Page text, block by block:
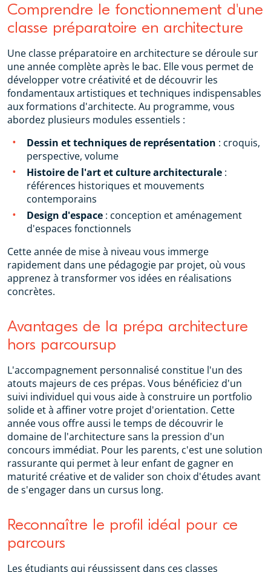
Comprendre le fonctionnement d'une
classe préparatoire en architecture
Une classe préparatoire en architecture se déroule sur
une année complète après le bac. Elle vous permet de
développer votre créativité et de découvrir les
fondamentaux artistiques et techniques indispensables
aux formations d'architecte. Au programme, vous
abordez plusieurs modules essentiels :
Dessin et techniques de représentation : croquis,
perspective, volume
Histoire de l'art et culture architecturale :
références historiques et mouvements
contemporains
Design d'espace : conception et aménagement
d'espaces fonctionnels
Cette année de mise à niveau vous immerge
rapidement dans une pédagogie par projet, où vous
apprenez à transformer vos idées en réalisations
concrètes.
Avantages de la prépa architecture
hors parcoursup
L'accompagnement personnalisé constitue l'un des
atouts majeurs de ces prépas. Vous bénéficiez d'un
suivi individuel qui vous aide à construire un portfolio
solide et à affiner votre projet d'orientation. Cette
année vous offre aussi le temps de découvrir le
domaine de l'architecture sans la pression d'un
concours immédiat. Pour les parents, c'est une solution
rassurante qui permet à leur enfant de gagner en
maturité créative et de valider son choix d'études avant
de s'engager dans un cursus long.
Reconnaître le profil idéal pour ce
parcours
Les étudiants qui réussissent dans ces classes